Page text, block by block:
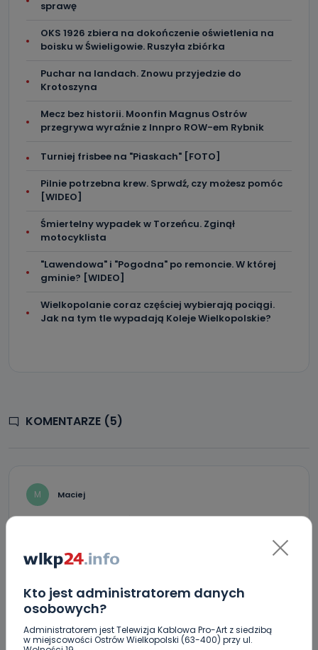
Kto jest administratorem danych
osobowych?
Administratorem jest Telewizja Kablowa Pro-Art z siedzibą
w miejscowości Ostrów Wielkopolski (63-400) przy ul.
sprawę
OKS 1926 zbiera na dokończenie oświetlenia na
boisku w Świeligowie. Ruszyła zbiórka
Puchar na landach. Znowu przyjedzie do
Krotoszyna
Mecz bez historii. Moonfin Magnus Ostrów
przegrywa wyraźnie z Innpro ROW-em Rybnik
Turniej frisbee na "Piaskach" [FOTO]
Pilnie potrzebna krew. Sprwdź, czy możesz pomóc
[WIDEO]
Śmiertelny wypadek w Torzeńcu. Zginął
motocyklista
"Lawendowa" i "Pogodna" po remoncie. W której
gminie? [WIDEO]
Wielkopolanie coraz częściej wybierają pociągi.
Jak na tym tle wypadają Koleje Wielkopolskie?
KOMENTARZE (5)
M Maciej
Znowu u Bosmana coś się dzieje? Bosman, powiedz kto
REPLY
AN
Ten sam co celty maluje wszędzie.